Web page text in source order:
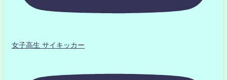
女子高生 サイキッカー